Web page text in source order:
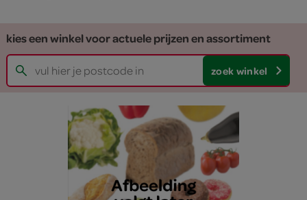
kies een winkel voor actuele prijzen en assortiment
zoek winkel